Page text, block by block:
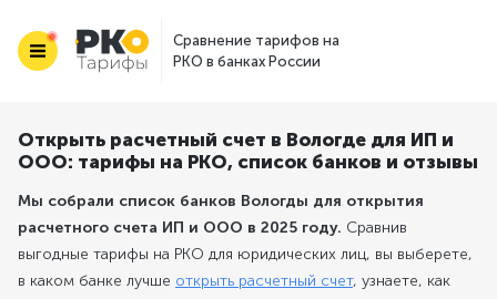
Сравнение тарифов на
РКО в банках России
Открыть расчетный счет в Вологде для ИП и
ООО: тарифы на РКО, список банков и отзывы
Мы собрали список банков Вологды для открытия
расчетного счета ИП и ООО в 2025 году. Сравнив
выгодные тарифы на РКО для юридических лиц, вы выберете,
в каком банке лучше открыть расчетный счет, узнаете, как